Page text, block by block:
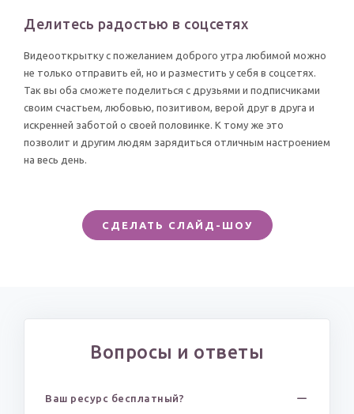
Делитесь радостью в соцсетях
Видеооткрытку с пожеланием доброго утра любимой можно
не только отправить ей, но и разместить у себя в соцсетях.
Так вы оба сможете поделиться с друзьями и подписчиками
своим счастьем, любовью, позитивом, верой друг в друга и
искренней заботой о своей половинке. К тому же это
позволит и другим людям зарядиться отличным настроением
на весь день.
СДЕЛАТЬ СЛАЙД-ШОУ
Вопросы и ответы
Ваш ресурс бесплатный?